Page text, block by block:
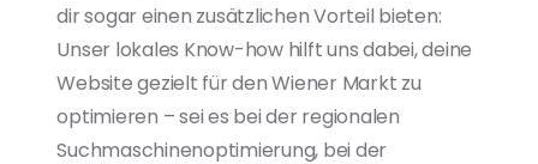
dir sogar einen zusätzlichen Vorteil bieten:
Unser lokales Know-how hilft uns dabei, deine
Website gezielt für den Wiener Markt zu
optimieren – sei es bei der regionalen
Suchmaschinenoptimierung, bei der